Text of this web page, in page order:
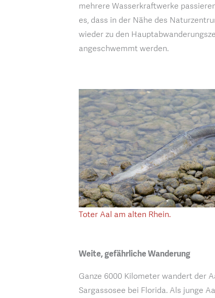
mehrere Wasserkraftwerke
es, dass in der Nähe des
wieder zu den
angeschwemmt werden.
Toter Aal am alten Rhein.
Weite, gefährliche Wanderung
Ganze 6000 Kilometer wandert der
Sargassosee bei Florida. Als junge